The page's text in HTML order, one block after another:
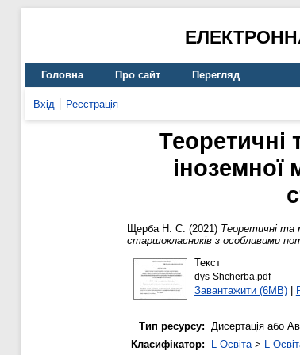
Головна Про сайт Перегляд
Вхід Реєстрація
Теоретичні
іноземної
Щерба Н. С. (2021) Теоретичні та
старшокласників з особливими
Текст
dys-Shcherba.pdf
Завантажити (6MB)|
Тип ресурсу: Дисертація або
Класифікатор:
L Освіта> L